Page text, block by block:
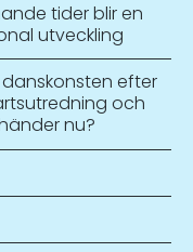
tider blir en
utveckling
efter
och
nu?